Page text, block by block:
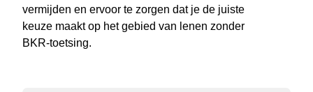
vermijden en ervoor te zorgen dat je de juiste
keuze maakt op het gebied van lenen zonder
BKR-toetsing.